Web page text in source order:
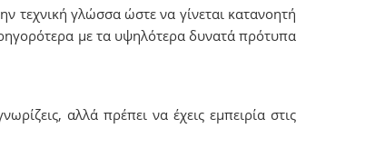
τεχνική γλώσσα ώστε να γίνεται κατανοητή
με τα υψηλότερα δυνατά πρότυπα
αλλά πρέπει να έχεις εμπειρία στις